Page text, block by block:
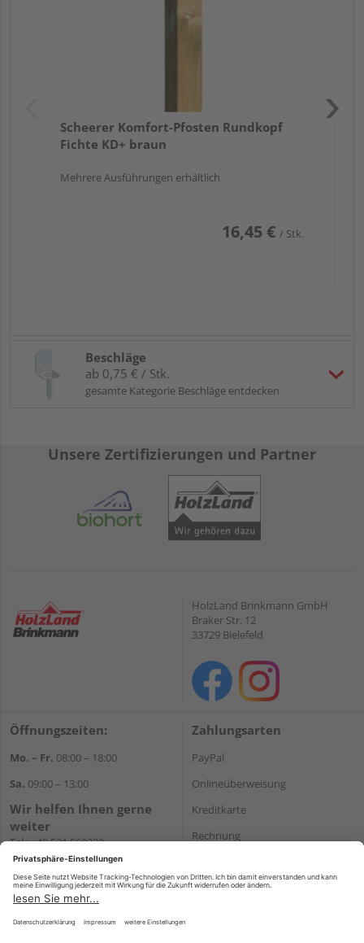
Scheerer Komfort-Pfosten Rundkopf
Fichte KD+ braun
Mehrere Ausführungen erhältlich
16,45 € / Stk.
Beschläge
ab 0,75 € / Stk.
gesamte Kategorie Beschläge entdecken
Unsere Zertifizierungen und Partner
HolzLand Brinkmann GmbH
Braker Str. 12
33729 Bielefeld
Öffnungszeiten:
Mo. – Fr. 08:00 – 18:00
Sa. 09:00 – 13:00
Wir helfen Ihnen gerne
weiter
Tel.:+49 521 560320
E-Mail:shop@holzland-
brinkmann.de
Zahlungsarten
PayPal
Onlineüberweisung
Kreditkarte
Rechnung
Versand